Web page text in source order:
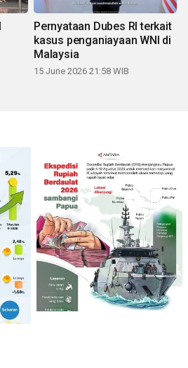
Pernyataan Dubes RI terkait
kasus penganiayaan WNI di
Malaysia
15 June 2026 21:58 WIB